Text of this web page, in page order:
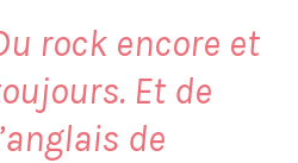
rock encore et
Et de
de